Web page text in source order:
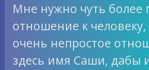
Мне нужно чуть более
отношение к
очень непростое
здесь имя Саши, дабы